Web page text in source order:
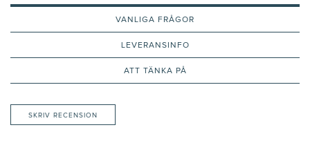
VANLIGA FRÅGOR
LEVERANSINFO
ATT TÄNKA PÅ
SKRIV RECENSION